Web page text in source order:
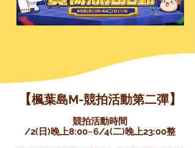
【楓葉島M-競拍活動第二彈】
競拍活動時間
/2(日)晚上8:00~6/4(二)晚上23:00整